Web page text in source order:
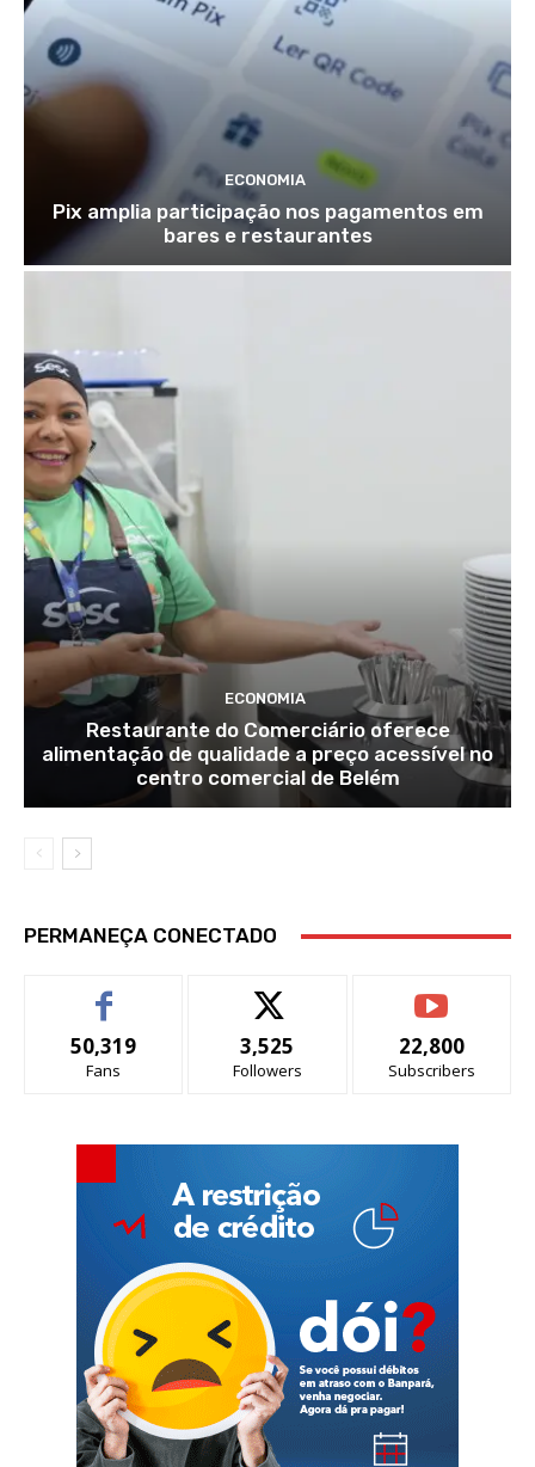
ECONOMIA
Pix amplia participação nos pagamentos em
bares e restaurantes
ECONOMIA
Restaurante do Comerciário oferece
alimentação de qualidade a preço acessível no
centro comercial de Belém
PERMANEÇA CONECTADO
50,319
Fans
3,525
Followers
22,800
Subscribers